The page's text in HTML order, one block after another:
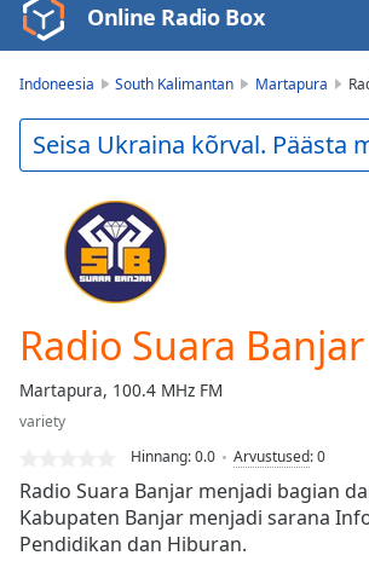
Video
Player
Play
Video
Backward
Current
Time0:00
Duration
-:-
Loaded
Stream
TypeLIVE
Seek to
Online Radio Box
Indoneesia South Kalimantan Martapura
Seisa Ukraina kõrval. Päästa
Radio Suara Banjar
Martapura, 100.4 MHz FM
variety
Hinnang:0.0 Arvustused:0
Radio Suara Banjar menjadi bagian
Kabupaten Banjar menjadi sarana
Pendidikan dan Hiburan.